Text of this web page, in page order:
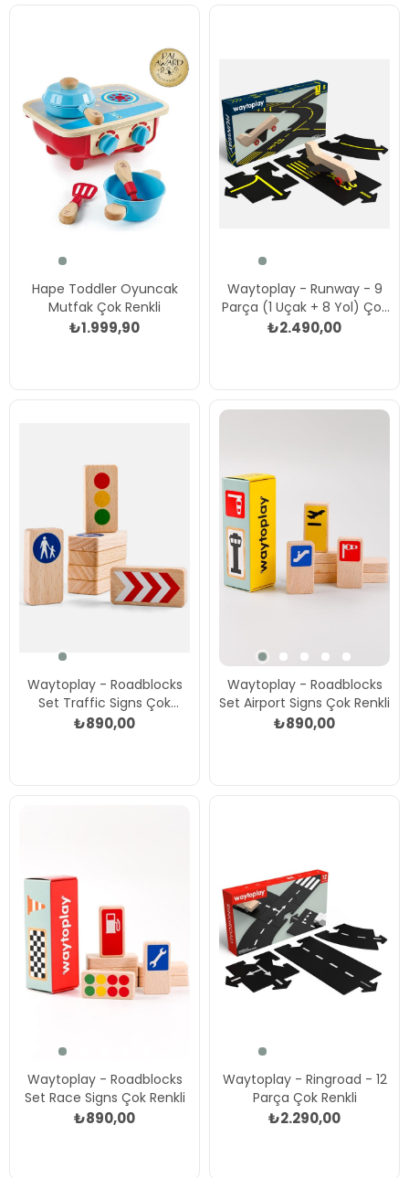
Hape Toddler Oyuncak
Mutfak Çok Renkli
₺1.999,90
Waytoplay - Runway - 9
Parça (1 Uçak + 8 Yol) Çok
Renkli
₺2.490,00
Waytoplay - Roadblocks
Set Traffic Signs Çok
Renkli
₺890,00
Waytoplay - Roadblocks
Set Airport Signs Çok Renkli
₺890,00
Waytoplay - Roadblocks
Set Race Signs Çok Renkli
₺890,00
Waytoplay - Ringroad - 12
Parça Çok Renkli
₺2.290,00